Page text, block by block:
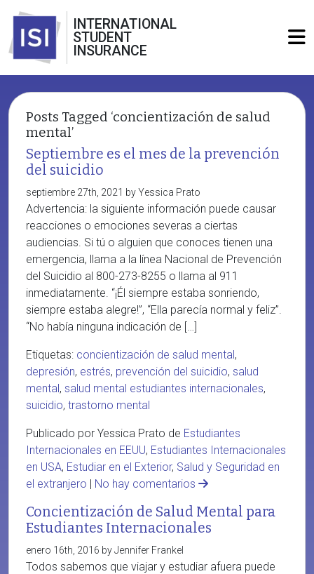
INTERNATIONAL
STUDENT
INSURANCE
Posts Tagged ‘concientización de salud
mental’
Septiembre es el mes de la prevención
del suicidio
septiembre 27th, 2021 by Yessica Prato
Advertencia: la siguiente información puede causar
reacciones o emociones severas a ciertas
audiencias. Si tú o alguien que conoces tienen una
emergencia, llama a la línea Nacional de Prevención
del Suicidio al 800-273-8255 o llama al 911
inmediatamente. “¡Él siempre estaba sonriendo,
siempre estaba alegre!”, “Ella parecía normal y feliz”.
“No había ninguna indicación de […]
Etiquetas: concientización de salud mental,
depresión, estrés, prevención del suicidio, salud
mental, salud mental estudiantes internacionales,
suicidio, trastorno mental
Publicado por Yessica Prato de Estudiantes
Internacionales en EEUU, Estudiantes Internacionales
en USA, Estudiar en el Exterior, Salud y Seguridad en
el extranjero | No hay comentarios
Concientización de Salud Mental para
Estudiantes Internacionales
enero 16th, 2016 by Jennifer Frankel
Todos sabemos que viajar y estudiar afuera puede